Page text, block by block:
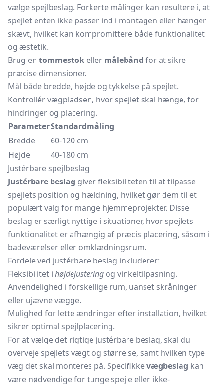
vælge spejlbeslag. Forkerte målinger kan resultere i, at
spejlet enten ikke passer ind i montagen eller hænger
skævt, hvilket kan kompromittere både funktionalitet
og æstetik.
Brug en tommestok eller målebånd for at sikre
præcise dimensioner.
Mål både bredde, højde og tykkelse på spejlet.
Kontrollér vægpladsen, hvor spejlet skal hænge, for
hindringer og placering.
ParameterStandardmåling
Bredde
60-120 cm
Højde
40-180 cm
Justérbare spejlbeslag
Justérbare beslag giver fleksibiliteten til at tilpasse
spejlets position og hældning, hvilket gør dem til et
populært valg for mange hjemmeprojekter. Disse
beslag er særligt nyttige i situationer, hvor spejlets
funktionalitet er afhængig af præcis placering, såsom i
badeværelser eller omklædningsrum.
Fordele ved justérbare beslag inkluderer:
Fleksibilitet i højdejustering og vinkeltilpasning.
Anvendelighed i forskellige rum, uanset skråninger
eller ujævne vægge.
Mulighed for lette ændringer efter installation, hvilket
sikrer optimal spejlplacering.
For at vælge det rigtige justérbare beslag, skal du
overveje spejlets vægt og størrelse, samt hvilken type
væg det skal monteres på. Specifikkevægbeslag kan
være nødvendige for tunge spejle eller ikke-